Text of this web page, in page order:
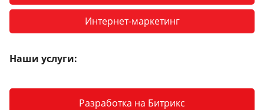
Интернет-маркетинг
Наши услуги:
Разработка на Битрикс